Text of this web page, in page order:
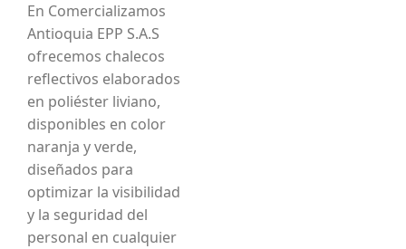
En Comercializamos
Antioquia EPP S.A.S
ofrecemos chalecos
reflectivos elaborados
en poliéster liviano,
disponibles en color
naranja y verde,
diseñados para
optimizar la visibilidad
y la seguridad del
personal en cualquier